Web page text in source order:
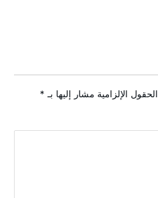
الحقول الإلزامية مشار إليها بـ *